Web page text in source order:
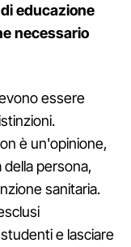
educazione
necessario
essere
è un'opinione,
persona,
sanitaria.
e lasciare